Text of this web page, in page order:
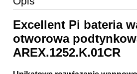
Excellent Pi bateria
otworowa
AREX.1252.K.01CR